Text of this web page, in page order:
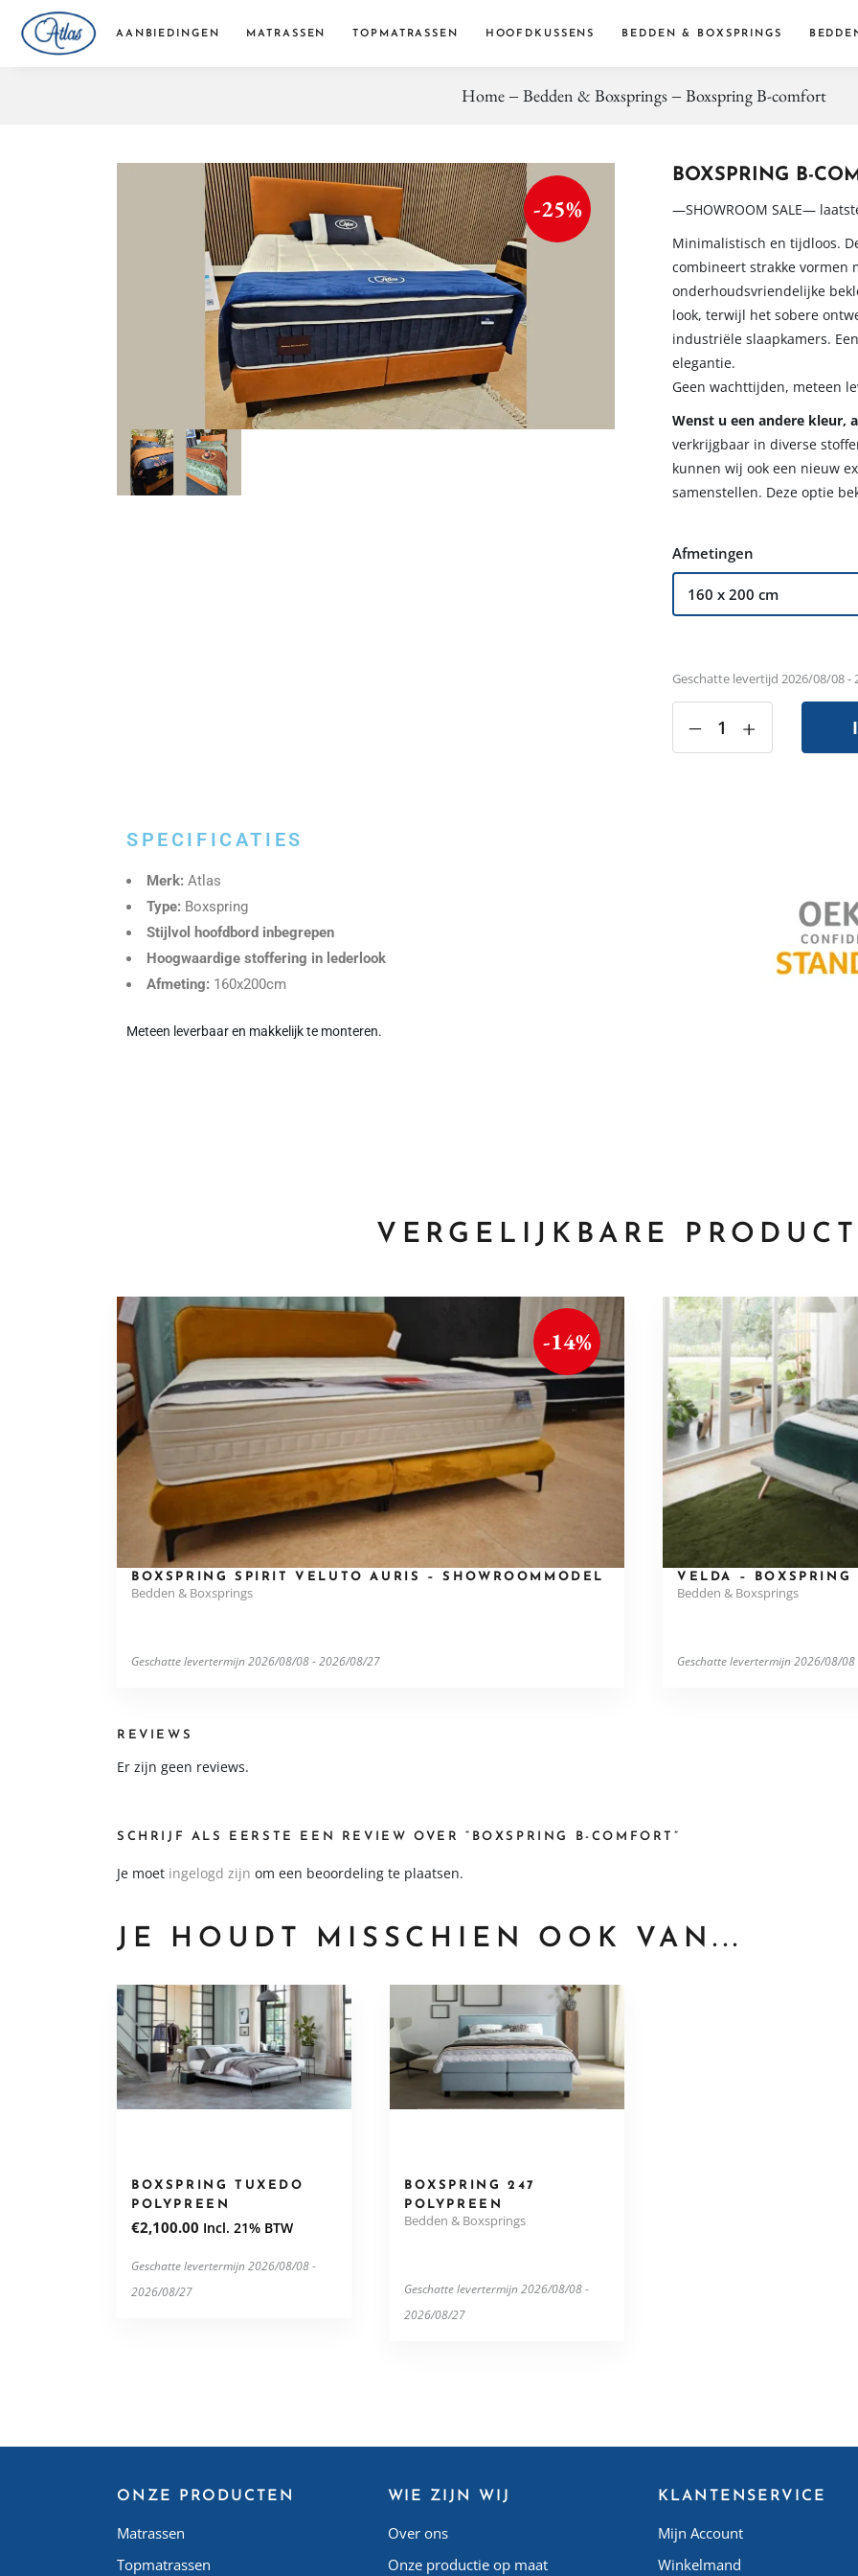
AANBIEDINGEN MATRASSEN
Koudschuim matrassen
Bonellvering matrassen
TOPMATRASSEN HOOFDKUSSENS BEDDEN & BOXSPRINGS
Home Bedden & Boxsprings Boxspring B-comfort
-25%
BOXSPRING B-
—SHOWROOM SALE—
Minimalistisch en tijdloos.
combineert strakke vormen
onderhoudsvriendelijke
look, terwijl het sobere
industriële slaapkamers.
elegantie.
Geen wachttijden, meteen
Wenst u een andere kleur,
verkrijgbaar in diverse
kunnen wij ook een nieuw
samenstellen. Deze optie
Afmetingen
Geschatte levertijd 2026/08/08 -
‒ +
SPECIFICATIES
Merk: Atlas
Type: Boxspring
Stijlvol hoofdbord inbegrepen
Hoogwaardige stoffering in lederlook
Afmeting: 160x200cm
Meteen leverbaar en makkelijk te monteren.
VERGELIJKBARE
-14%
BOXSPRING SPIRIT VELUTO AURIS – SHOWROOMMODEL
Bedden & Boxsprings
Geschatte levertermijn 2026/08/08 - 2026/08/27
VELDA – BOXSPRING
Bedden & Boxsprings
Geschatte levertermijn 2026/08/
REVIEWS
Er zijn geen reviews.
SCHRIJF ALS EERSTE EEN REVIEW OVER “BOXSPRING B-COMFORT”
Je moet ingelogd zijn om een beoordeling te plaatsen.
JE HOUDT MISSCHIEN OOK VAN...
BOXSPRING TUXEDO
POLYPREEN
€2,100.00 Incl. 21% BTW
Geschatte levertermijn 2026/08/08 -
2026/08/27
BOXSPRING 247
POLYPREEN
Bedden & Boxsprings
Geschatte levertermijn 2026/08/08 -
2026/08/27
ONZE PRODUCTEN
Matrassen
Topmatrassen
WIE ZIJN WIJ
Over ons
Onze productie op maat
KLANTENSERVICE
Mijn Account
Winkelmand